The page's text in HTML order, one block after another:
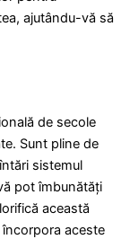
ajutându-vă să
de secole
Sunt pline de
sistemul
pot îmbunătăți
această
aceste